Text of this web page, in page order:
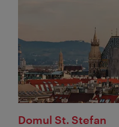
Domul St. Stefan